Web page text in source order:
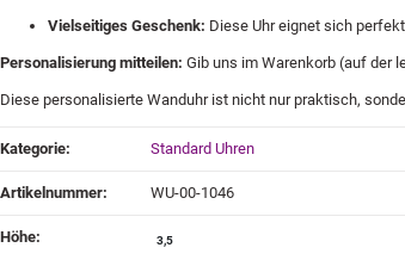
Vielseitiges Geschenk: Diese Uhr eignet sich
Personalisierung mitteilen: Gib uns im Warenkorb (auf der
Diese personalisierte Wanduhr ist nicht nur praktisch,
Produkteigenschaft
Wert
Kategorie: Standard Uhren
Artikelnummer: WU-00-1046
Höhe‍: 3,5